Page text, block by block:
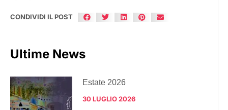
CONDIVIDI IL POST
Ultime News
Estate 2026
30 LUGLIO 2026